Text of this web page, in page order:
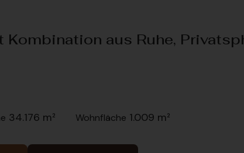
aus Ruhe,
34.176 m² Wohnfläche 1.009 m²